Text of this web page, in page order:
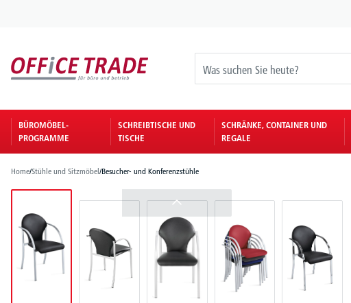
BÜROMÖBEL-
PROGRAMME
SCHREIBTISCHE UND
TISCHE
SCHRÄNKE, CONTAINER UND
REGALE
Home/Stühle und Sitzmöbel/Besucher- und Konferenzstühle